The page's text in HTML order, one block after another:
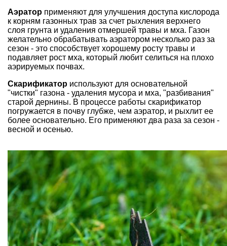
Аэратор применяют для улучшения доступа кислорода
к корням газонных трав за счет рыхления верхнего
слоя грунта и удаления отмершей травы и мха. Газон
желательно обрабатывать аэратором несколько раз за
сезон - это способствует хорошему росту травы и
подавляет рост мха, который любит селиться на плохо
аэрируемых почвах.
Скарификатор используют для основательной
"чистки" газона - удаления мусора и мха, "разбивания"
старой дернины. В процессе работы скарификатор
погружается в почву глубже, чем аэратор, и рыхлит ее
более основательно. Его применяют два раза за сезон -
весной и осенью.